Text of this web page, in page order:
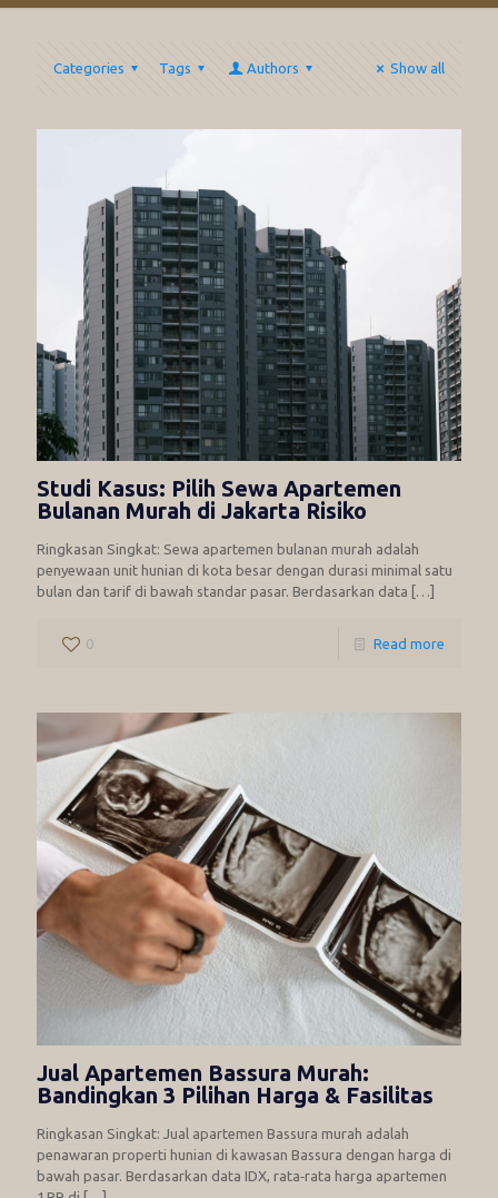
Categories Tags Authors Show all
Studi Kasus: Pilih Sewa Apartemen
Bulanan Murah di Jakarta Risiko
Ringkasan Singkat: Sewa apartemen bulanan murah adalah
penyewaan unit hunian di kota besar dengan durasi minimal satu
bulan dan tarif di bawah standar pasar. Berdasarkan data […]
0 Read more
Jual Apartemen Bassura Murah:
Bandingkan 3 Pilihan Harga & Fasilitas
Ringkasan Singkat: Jual apartemen Bassura murah adalah
penawaran properti hunian di kawasan Bassura dengan harga di
bawah pasar. Berdasarkan data IDX, rata‑rata harga apartemen